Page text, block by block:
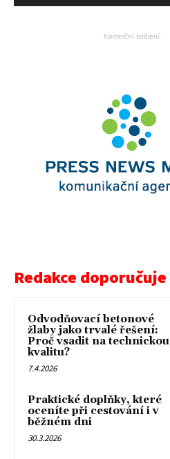
- Komerční sdělení -
Redakce doporučuje
Odvodňovací betonové
žlaby jako trvalé řešení:
Proč vsadit na technickou
kvalitu?
7.4.2026
Praktické doplňky, které
oceníte při cestování i v
běžném dni
30.3.2026